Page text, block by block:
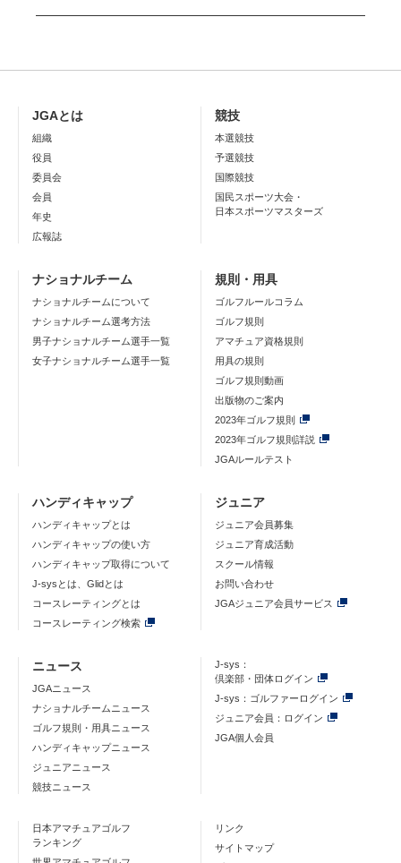
JGAとは
組織
役員
委員会
会員
年史
広報誌
競技
本選競技
予選競技
国際競技
国民スポーツ大会・
日本スポーツマスターズ
ナショナルチーム
ナショナルチームについて
ナショナルチーム選考方法
男子ナショナルチーム選手一覧
女子ナショナルチーム選手一覧
規則・用具
ゴルフルールコラム
ゴルフ規則
アマチュア資格規則
用具の規則
ゴルフ規則動画
出版物のご案内
2023年ゴルフ規則
2023年ゴルフ規則詳説
JGAルールテスト
ハンディキャップ
ハンディキャップとは
ハンディキャップの使い方
ハンディキャップ取得について
J-sysとは、Glidとは
コースレーティングとは
コースレーティング検索
ジュニア
ジュニア会員募集
ジュニア育成活動
スクール情報
お問い合わせ
JGAジュニア会員サービス
ニュース
JGAニュース
ナショナルチームニュース
ゴルフ規則・用具ニュース
ハンディキャップニュース
ジュニアニュース
競技ニュース
J-sys：
倶楽部・団体ログイン
J-sys：ゴルファーログイン
ジュニア会員：ログイン
JGA個人会員
日本アマチュアゴルフ
ランキング
リンク
サイトマップ